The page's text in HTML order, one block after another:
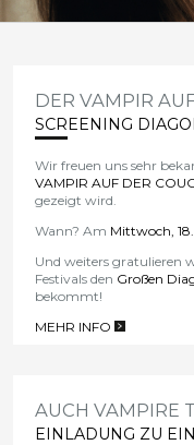
DER VAMPIR
SCREENING
Wir freuen uns sehr
VAMPIR AUF DER
gezeigt wird.
Wann? Am Mittwoch,
Und weiters gratulieren
Festivals den Großen
bekommt!
MEHR INFO
AUCH VAMPIRE
EINLADUNG ZU